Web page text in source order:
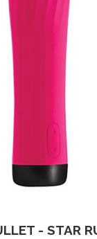
- STAR